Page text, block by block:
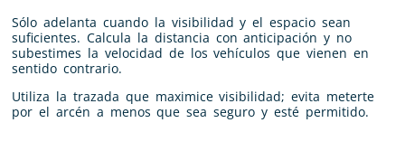
Sólo adelanta cuando la visibilidad y el espacio sean
suficientes. Calcula la distancia con anticipación y no
subestimes la velocidad de los vehículos que vienen en
sentido contrario.
Utiliza la trazada que maximice visibilidad; evita meterte
por el arcén a menos que sea seguro y esté permitido.